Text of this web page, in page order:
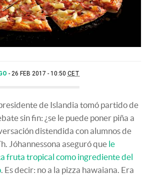
26 FEB 2017 - 10:50 CET
de Islandia tomó partido de
sin fin: ¿se le puede poner piña a
distendida con alumnos de
Jóhannessona aseguró que le
fruta tropical como ingrediente del
. Es decir: no a la pizza hawaiana. Era